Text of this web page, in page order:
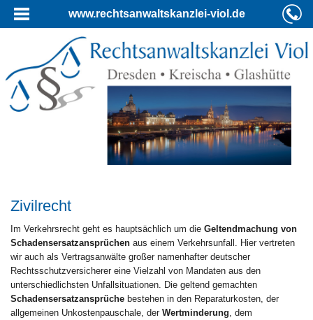
www.rechtsanwaltskanzlei-viol.de
Zivilrecht
Im Verkehrsrecht geht es hauptsächlich um die Geltendmachung von
Schadensersatzansprüchen aus einem Verkehrsunfall. Hier vertreten
wir auch als Vertragsanwälte großer namenhafter deutscher
Rechtsschutzversicherer eine Vielzahl von Mandaten aus den
unterschiedlichsten Unfallsituationen. Die geltend gemachten
Schadensersatzansprüche bestehen in den Reparaturkosten, der
allgemeinen Unkostenpauschale, der Wertminderung , dem